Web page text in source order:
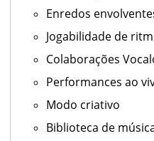
Enredos
Jogabilidade de
Colaborações
Performances ao
Modo criativo
Biblioteca de